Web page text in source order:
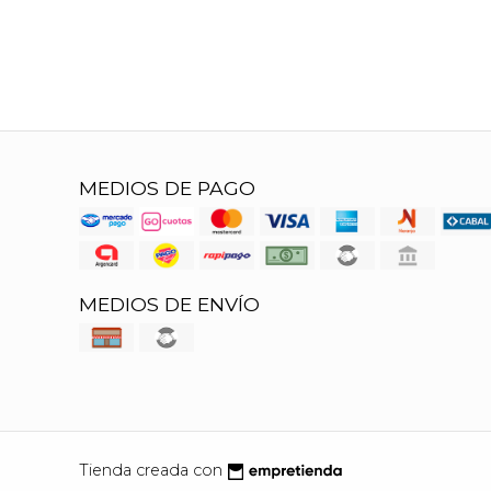
MEDIOS DE PAGO
MEDIOS DE ENVÍO
Tienda creada con